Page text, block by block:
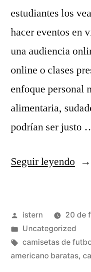
estudiantes los
hacer eventos en
una audiencia
online o clases
enfoque personal
alimentaria,
podrían ser justo
Seguir leyendo
liga
de
Publicado
por
istern
20 de
Publicado
en
Uncategorized
Etiquetas:
camisetas de
americano baratas,